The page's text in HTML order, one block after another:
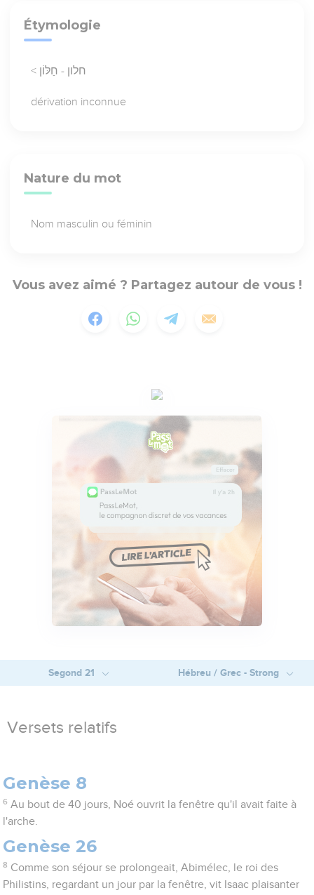
Étymologie
< חלון - חַלּוֹן
dérivation inconnue
Nature du mot
Nom masculin ou féminin
Vous avez aimé ? Partagez autour de vous !
Segond 21 Hébreu / Grec - Strong
Versets relatifs
Genèse 8
6 Au bout de 40 jours, Noé ouvrit la fenêtre qu'il avait faite à
l'arche.
Genèse 26
8 Comme son séjour se prolongeait, Abimélec, le roi des
Philistins, regardant un jour par la fenêtre, vit Isaac plaisanter